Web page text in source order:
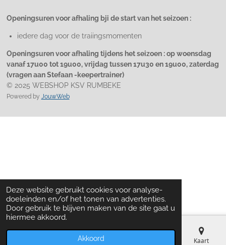
Deze website gebruikt cookies voor analyse-
doeleinden en/of het tonen van advertenties.
Door gebruik te blijven maken van de site gaat u
hiermee akkoord.
Akkoord
Openingsuren voor afhaling bji de start van het seizoen :
iedere dag voor de traiingsmomenten
Openingsuren voor afhaling tijdens het seizoen : op woensdag
vanaf 17u00 tot 19u00, vrijdag tussen 17u30 en 19u00, zaterdag
(vragen aan Stefaan -keepertrainer)
© 2025 WEBSHOP KSV RUMBEKE
Powered by JouwWeb
Telefoonnummer Kaart